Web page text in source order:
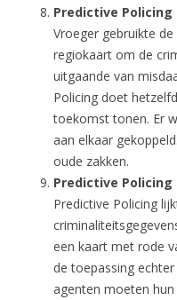
Predictive
Vroeger gebruikte
regiokaart om de
uitgaande van
Policing doet
toekomst tonen. Er
aan elkaar
oude zakken.
Predictive
Predictive Policing
een kaart met rode
de toepassing
agenten moeten